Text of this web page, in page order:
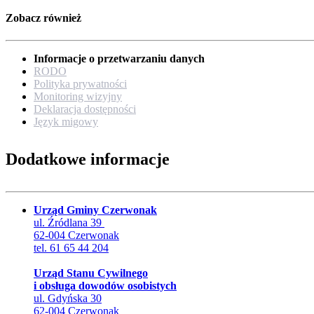
Zobacz również
Informacje o przetwarzaniu danych
RODO
Polityka prywatności
Monitoring wizyjny
Deklaracja dostępności
Język migowy
Dodatkowe informacje
Urząd Gminy Czerwonak
ul. Źródlana 39
62-004 Czerwonak
tel. 61 65 44 204
Urząd Stanu Cywilnego
i obsługa dowodów osobistych
ul. Gdyńska 30
62-004 Czerwonak